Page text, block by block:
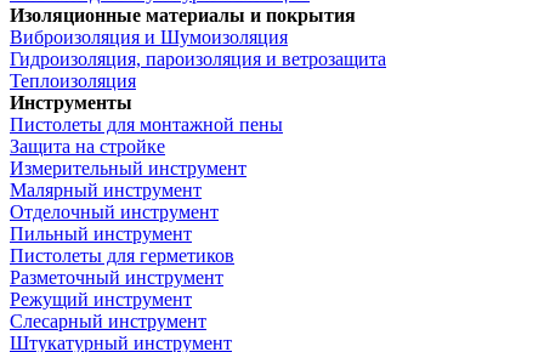
Изоляционные материалы и покрытия
Виброизоляция и Шумоизоляция
Гидроизоляция, пароизоляция и ветрозащита
Теплоизоляция
Инструменты
Пистолеты для монтажной пены
Защита на стройке
Измерительный инструмент
Малярный инструмент
Отделочный инструмент
Пильный инструмент
Пистолеты для герметиков
Разметочный инструмент
Режущий инструмент
Слесарный инструмент
Штукатурный инструмент